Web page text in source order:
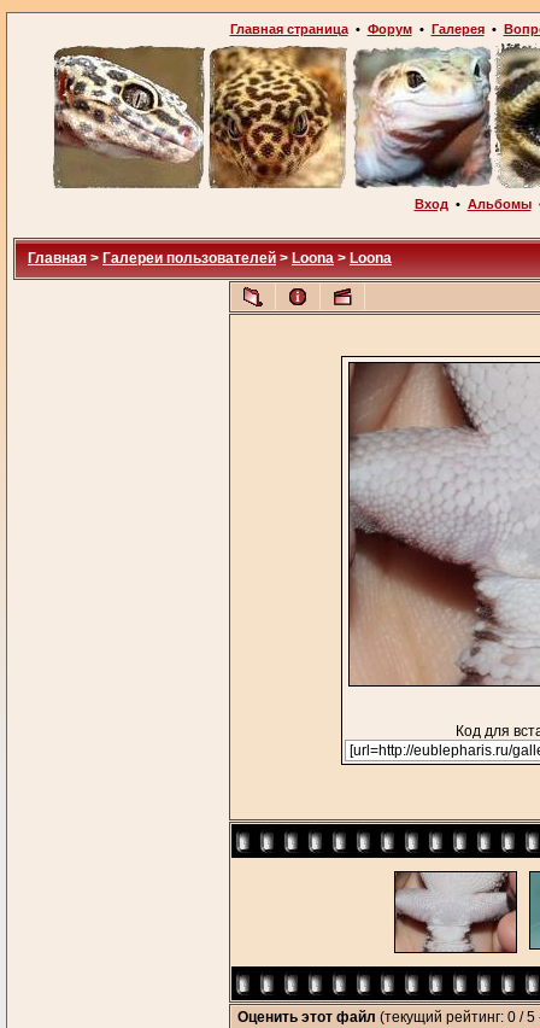
Главная страница• Форум• Галерея•
Вход • Альбомы
Главная > Галереи пользователей > Loona > Loona
Код для
Оценить этот файл (текущий рейтинг: 0 / 5